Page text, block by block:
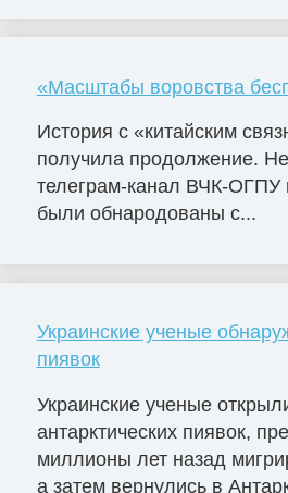
«Масштабы воровства
История с «китайским
получила продолжение.
телеграм-канал ВЧК-ОГПУ
были обнародованы с...
Украинские ученые
пиявок
Украинские ученые
антарктических пиявок,
миллионы лет назад
а затем вернулись в